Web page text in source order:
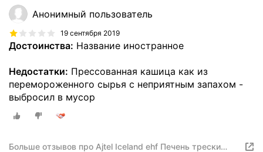
Анонимный пользователь
19 сентября 2019
Достоинства: Название иностранное
Недостатки: Прессованная кашица как из
перемороженного сырья с неприятным запахом -
выбросил в мусор
Больше отзывов про Ajtel Iceland ehf Печень трески